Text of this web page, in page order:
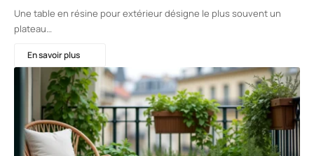
Une table en résine pour extérieur désigne le plus souvent un
plateau…
En savoir plus